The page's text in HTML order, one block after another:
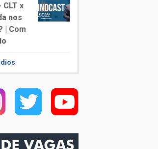
CLT x
nos
| Com